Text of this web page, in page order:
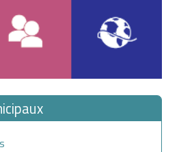
d'Azur